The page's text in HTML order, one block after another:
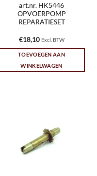
art.nr. HK5446
OPVOERPOMP
REPARATIESET
€18,10 Excl. BTW
TOEVOEGEN AAN
WINKELWAGEN